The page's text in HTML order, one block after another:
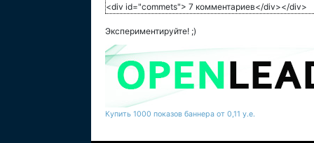
<div id="commets"> 7 комментариев</div></div>
Экспериментируйте! ;)
Купить 1000 показов баннера от 0,11 у.е.